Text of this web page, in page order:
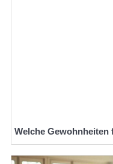
Welche Gewohnheiten